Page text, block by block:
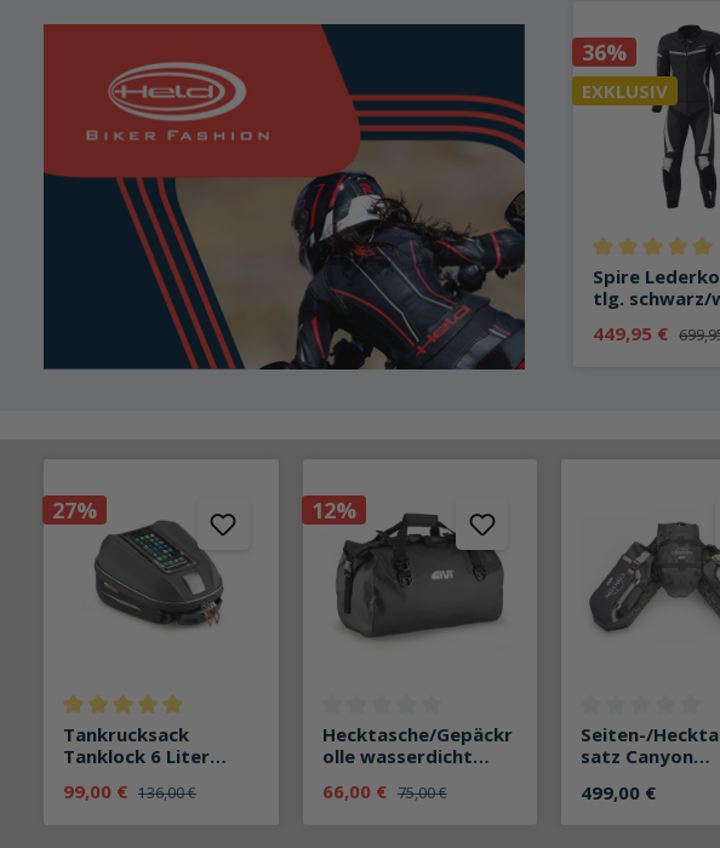
36%
EXKLUSIV
Spire
tlg. schwarz/
449,95 €
27%
Durchschnittliche Bewertung von 5 von 5 Sternen
Tankrucksack
Tanklock 6 Liter
99,00 € 136,00 €
12%
Durchschnittliche Bewertung von 0 von 5 Sternen
Hecktasche/Gepäckr
olle wasserdicht
66,00 € 75,00 €
Seiten-/
satz Canyon
499,00 €